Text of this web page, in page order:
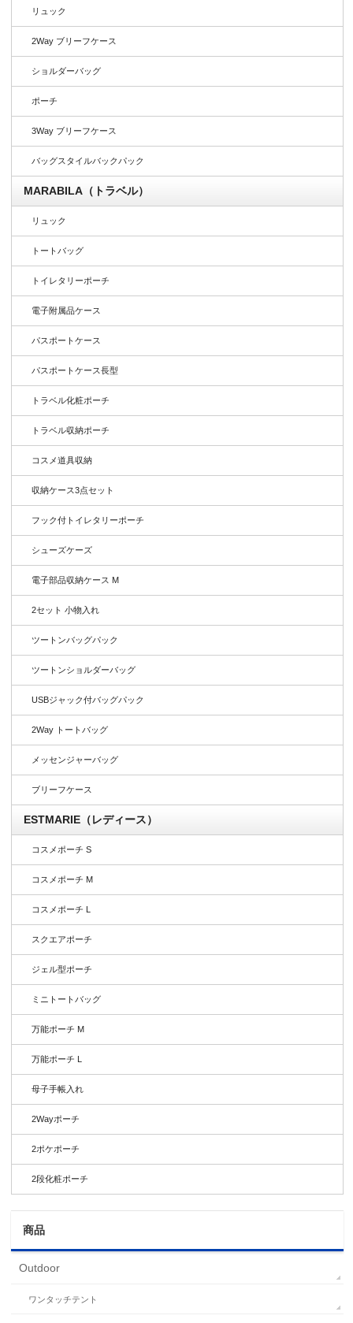
リュック
2Way ブリーフケース
ショルダーバッグ
ポーチ
3Way ブリーフケース
バッグスタイルバックパック
MARABILA（トラベル）
リュック
トートバッグ
トイレタリーポーチ
電子附属品ケース
パスポートケース
パスポートケース長型
トラベル化粧ポーチ
トラベル収納ポーチ
コスメ道具収納
収納ケース3点セット
フック付トイレタリーポーチ
シューズケーズ
電子部品収納ケース M
2セット 小物入れ
ツートンバッグパック
ツートンショルダーバッグ
USBジャック付バッグパック
2Way トートバッグ
メッセンジャーバッグ
ブリーフケース
ESTMARIE（レディース）
コスメポーチ S
コスメポーチ M
コスメポーチ L
スクエアポーチ
ジェル型ポーチ
ミニトートバッグ
万能ポーチ M
万能ポーチ L
母子手帳入れ
2Wayポーチ
2ポケポーチ
2段化粧ポーチ
商品
Outdoor
ワンタッチテント